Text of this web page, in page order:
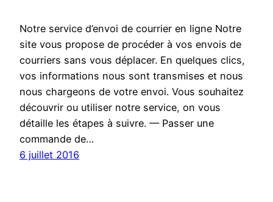
Notre service d’envoi de courrier en ligne Notre
site vous propose de procéder à vos envois de
courriers sans vous déplacer. En quelques clics,
vos informations nous sont transmises et nous
nous chargeons de votre envoi. Vous souhaitez
découvrir ou utiliser notre service, on vous
détaille les étapes à suivre. — Passer une
commande de…
6 juillet 2016